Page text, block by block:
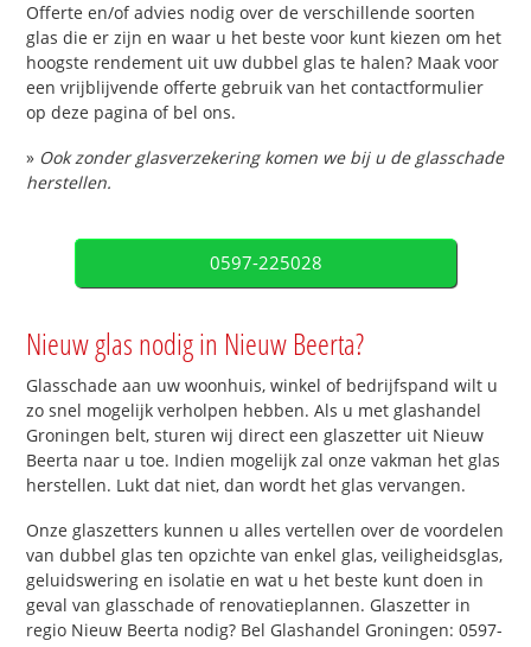
Offerte en/of advies nodig over de verschillende soorten
glas die er zijn en waar u het beste voor kunt kiezen om het
hoogste rendement uit uw dubbel glas te halen? Maak voor
een vrijblijvende offerte gebruik van het contactformulier
op deze pagina of bel ons.
» Ook zonder glasverzekering komen we bij u de glasschade
herstellen.
0597-225028
Nieuw glas nodig in Nieuw Beerta?
Glasschade aan uw woonhuis, winkel of bedrijfspand wilt u
zo snel mogelijk verholpen hebben. Als u met glashandel
Groningen belt, sturen wij direct een glaszetter uit Nieuw
Beerta naar u toe. Indien mogelijk zal onze vakman het glas
herstellen. Lukt dat niet, dan wordt het glas vervangen.
Onze glaszetters kunnen u alles vertellen over de voordelen
van dubbel glas ten opzichte van enkel glas, veiligheidsglas,
geluidswering en isolatie en wat u het beste kunt doen in
geval van glasschade of renovatieplannen. Glaszetter in
regio Nieuw Beerta nodig? Bel Glashandel Groningen: 0597-